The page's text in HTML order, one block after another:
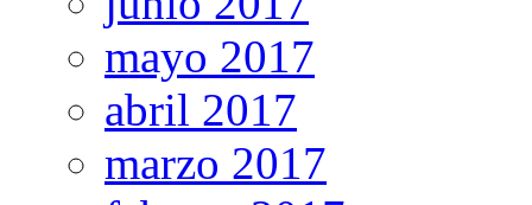
mayo 2017
abril 2017
marzo 2017